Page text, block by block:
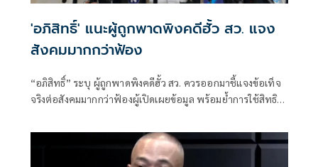
'อภิสิทธิ์' แนะผู้ถูกพาดพิงคดีฮั้ว สว. แจง
สังคมมากกว่าฟ้อง
“อภิสิทธิ์” ระบุ ผู้ถูกพาดพิงคดีฮั้ว สว. ควรออกมาชี้แจงข้อเท็จ
จริงต่อสังคมมากกว่าฟ้องผู้เปิดเผยข้อมูล พร้อมย้ำการใช้สิทธิ